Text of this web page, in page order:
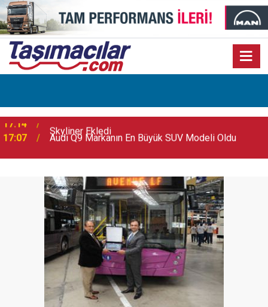
17:07 Audi Q9 Markanın En Büyük SUV Modeli Oldu